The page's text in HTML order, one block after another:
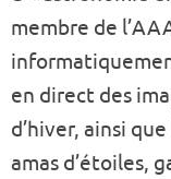
membre de
en direct des
d’hiver, ainsi
amas d’étoiles,